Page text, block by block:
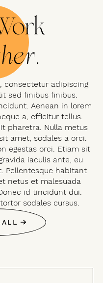
consectetur adipiscing
sed finibus finibus.
Aenean in lorem
a, efficitur tellus.
pharetra. Nulla metus
amet, sodales a orci.
egestas orci. Etiam sit
iaculis ante, eu
Pellentesque habitant
netus et malesuada
id tincidunt dui.
sodales cursus.